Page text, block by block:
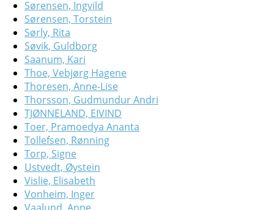
Sørensen, Ingvild
Sørensen, Torstein
Sørly, Rita
Søvik, Guldborg
Saanum, Kari
Thoe, Vebjørg Hagene
Thoresen, Anne-Lise
Thorsson, Gudmundur Andri
TJØNNELAND, EIVIND
Toer, Pramoedya Ananta
Tollefsen, Rønning
Torp, Signe
Ustvedt, Øystein
Vislie, Elisabeth
Vonheim, Inger